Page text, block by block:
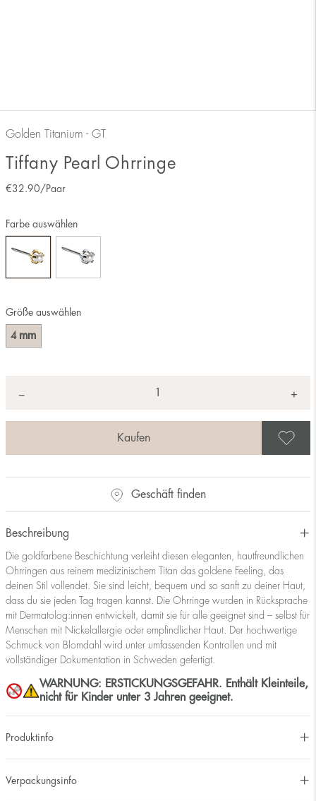
Golden Titanium - GT
Tiffany Pearl Ohrringe
€32.90 /Paar
Größe auswählen
4 mm
Farbe auswählen
− +
Geschäft finden
Beschreibung
Die goldfarbene Beschichtung verleiht diesen eleganten, hautfreundlichen
Ohrringen aus reinem medizinischem Titan das goldene Feeling, das
deinen Stil vollendet. Sie sind leicht, bequem und so sanft zu deiner Haut,
dass du sie jeden Tag tragen kannst. Die Ohrringe wurden in Rücksprache
mit Dermatolog:innen entwickelt, damit sie für alle geeignet sind – selbst für
Menschen mit Nickelallergie oder empfindlicher Haut. Der hochwertige
Schmuck von Blomdahl wird unter umfassenden Kontrollen und mit
vollständiger Dokumentation in Schweden gefertigt.
WARNUNG: ERSTICKUNGSGEFAHR. Enthält Kleinteile,
nicht für Kinder unter 3 Jahren geeignet.
Produktinfo
Verpackungsinfo